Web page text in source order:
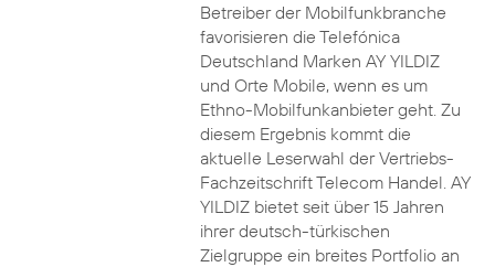
Betreiber der Mobilfunkbranche
favorisieren die Telefónica
Deutschland Marken AY YILDIZ
und Orte Mobile, wenn es um
Ethno-Mobilfunkanbieter geht. Zu
diesem Ergebnis kommt die
aktuelle Leserwahl der Vertriebs-
Fachzeitschrift Telecom Handel. AY
YILDIZ bietet seit über 15 Jahren
ihrer deutsch-türkischen
Zielgruppe ein breites Portfolio an